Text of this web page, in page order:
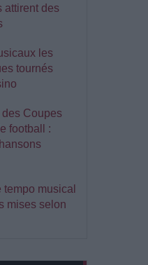
attirent des
les
tournés
des Coupes
football :
musical
mises selon